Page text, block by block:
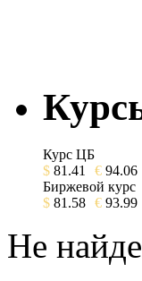
Курс ЦБ
$ 81.41 € 94.06
Биржевой курс
$ 81.58 € 93.99
Не